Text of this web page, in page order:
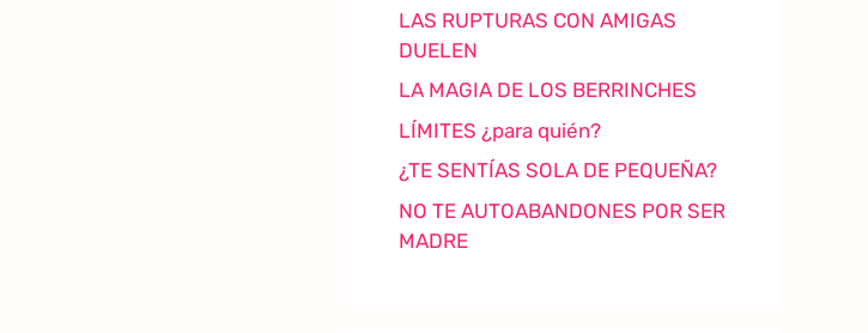
LAS RUPTURAS CON AMIGAS
DUELEN
LA MAGIA DE LOS BERRINCHES
LÍMITES ¿para quién?
¿TE SENTÍAS SOLA DE PEQUEÑA?
NO TE AUTOABANDONES POR SER
MADRE